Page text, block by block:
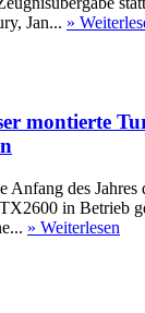
Jan... »
montierte
Anfang des Jahres
in Betrieb
» Weiterlesen